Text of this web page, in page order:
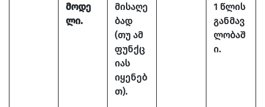
მოდე
ლი.
მისაღე
ბად
(თუ ამ
ფუნქც
იას
იყენებ
თ).
1 წლის
განმავ
ლობაშ
ი.